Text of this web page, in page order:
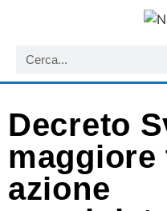
Decreto
maggiore
azione